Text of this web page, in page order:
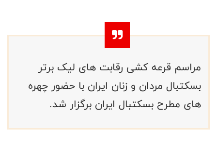
مراسم قرعه کشی رقابت های لیک برتر
بسکتبال مردان و زنان ایران با حضور چهره
های مطرح بسکتبال ایران برگزار شد.